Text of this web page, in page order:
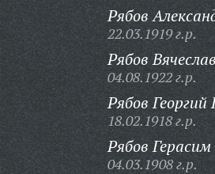
Рябов
22.03.1919 г.р.
Рябов
04.08.1922 г.р.
Рябов
18.02.1918 г.р.
Рябов
04.03.1908 г.р.